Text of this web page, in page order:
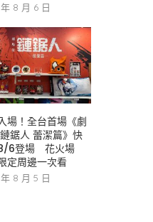
8 月 6 日
場！全台首場《劇
鋸人 蕾潔篇》快
6登場 花火場
定周邊一次看
8 月 5 日